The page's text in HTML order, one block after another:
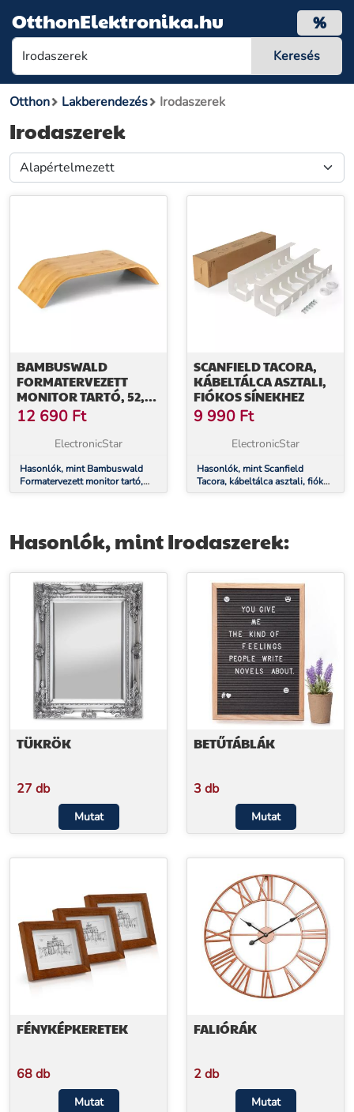
OtthonElektronika.hu %
Otthon Lakberendezés Irodaszerek
Irodaszerek
BAMBUSWALD
FORMATERVEZETT
MONITOR TARTÓ, 52,5
X 10 X 24 CM, 12 KG - IG
TERHELHETŐ, 12" - IG,
BAMBUSZ
12 690 Ft
ElectronicStar
Hasonlók, mint Bambuswald
Formatervezett monitor tartó,
52,5 x 10 x 24 cm, 12 kg - ig
SCANFIELD TACORA,
KÁBELTÁLCA ASZTALI,
FIÓKOS SÍNEKHEZ
9 990 Ft
ElectronicStar
Hasonlók, mint Scanfield
Tacora, kábeltálca asztali, fiókos
sínekhez
Hasonlók, mint Irodaszerek:
TÜKRÖK
27 db
Mutat
BETŰTÁBLÁK
3 db
Mutat
FÉNYKÉPKERETEK
68 db
Mutat
FALIÓRÁK
2 db
Mutat